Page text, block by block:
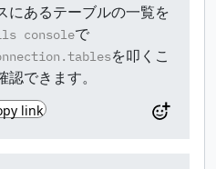
にあるテーブルの一覧を
consoleで
を叩くこ
できます。
link